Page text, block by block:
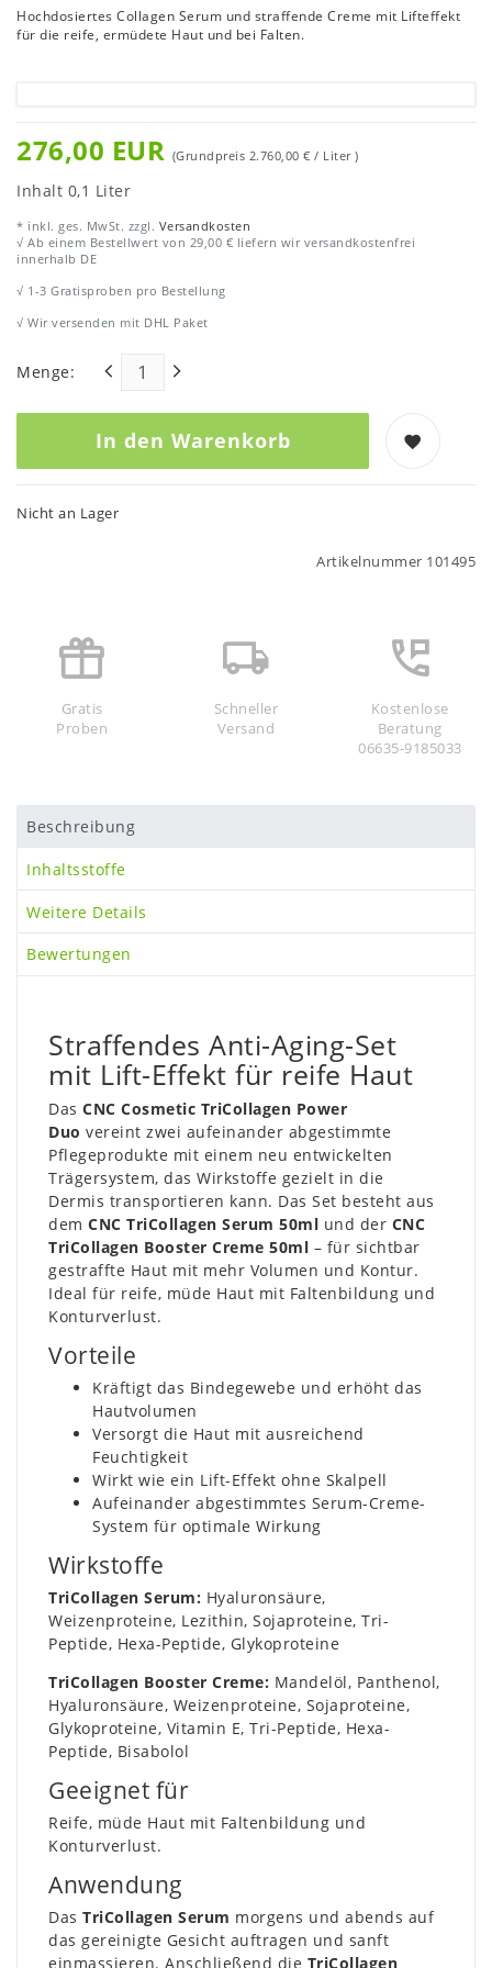
Hochdosiertes Collagen Serum und straffende Creme mit Lifteffekt
für die reife, ermüdete Haut und bei Falten.
276,00 EUR (Grundpreis 2.760,00 € / Liter )
Inhalt 0,1 Liter
* inkl. ges. MwSt. zzgl. Versandkosten
√ Ab einem Bestellwert von 29,00 € liefern wir versandkostenfrei
innerhalb DE
√ 1-3 Gratisproben pro Bestellung
√ Wir versenden mit DHL Paket
Menge:
In den Warenkorb
Nicht an Lager
Artikelnummer 101495
Gratis
Proben
Schneller
Versand
Kostenlose
Beratung
06635-9185033
Beschreibung
Inhaltsstoffe
Weitere Details
Bewertungen
Straffendes Anti-Aging-Set
mit Lift-Effekt für reife Haut
Das CNC Cosmetic TriCollagen Power
Duo vereint zwei aufeinander abgestimmte
Pflegeprodukte mit einem neu entwickelten
Trägersystem, das Wirkstoffe gezielt in die
Dermis transportieren kann. Das Set besteht aus
dem CNC TriCollagen Serum 50ml und der CNC
TriCollagen Booster Creme 50ml – für sichtbar
gestraffte Haut mit mehr Volumen und Kontur.
Ideal für reife, müde Haut mit Faltenbildung und
Konturverlust.
Vorteile
Kräftigt das Bindegewebe und erhöht das
Hautvolumen
Versorgt die Haut mit ausreichend
Feuchtigkeit
Wirkt wie ein Lift-Effekt ohne Skalpell
Aufeinander abgestimmtes Serum-Creme-
System für optimale Wirkung
Wirkstoffe
TriCollagen Serum: Hyaluronsäure,
Weizenproteine, Lezithin, Sojaproteine, Tri-
Peptide, Hexa-Peptide, Glykoproteine
TriCollagen Booster Creme: Mandelöl, Panthenol,
Hyaluronsäure, Weizenproteine, Sojaproteine,
Glykoproteine, Vitamin E, Tri-Peptide, Hexa-
Peptide, Bisabolol
Geeignet für
Reife, müde Haut mit Faltenbildung und
Konturverlust.
Anwendung
Das TriCollagen Serum morgens und abends auf
das gereinigte Gesicht auftragen und sanft
einmassieren. Anschließend die TriCollagen